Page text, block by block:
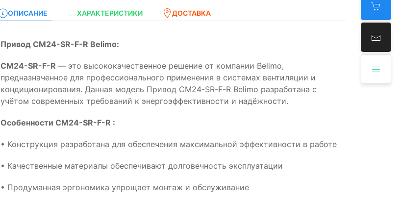
ОПИСАНИЕ ХАРАКТЕРИСТИКИ ДОСТАВКА
Привод CM24-SR-F-R Belimo:
CM24-SR-F-R — это высококачественное решение от компании Belimo,
предназначенное для профессионального применения в системах вентиляции и
кондиционирования. Данная модель Привод CM24-SR-F-R Belimo разработана с
учётом современных требований к энергоэффективности и надёжности.
Особенности CM24-SR-F-R :
• Конструкция разработана для обеспечения максимальной эффективности в работе
• Качественные материалы обеспечивают долговечность эксплуатации
• Продуманная эргономика упрощает монтаж и обслуживание